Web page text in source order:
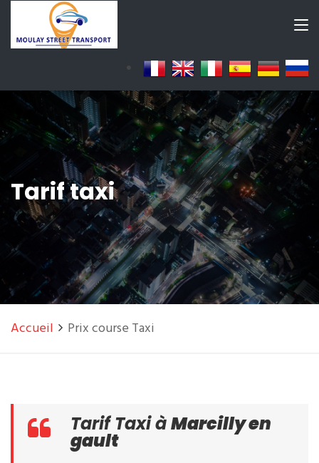
Tarif taxi
Accueil Prix course Taxi
Tarif Taxi àMarcilly en
gault